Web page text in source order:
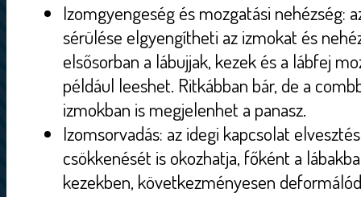
Izomgyengeség és mozgatási nehézség:
sérülése elgyengítheti az izmokat és
elsősorban a lábujjak, kezek és a lábfej
például leeshet. Ritkábban bár, de a
izmokban is megjelenhet a panasz.
Izomsorvadás: az idegi kapcsolat
csökkenését is okozhatja, főként a
kezekben, következményesen